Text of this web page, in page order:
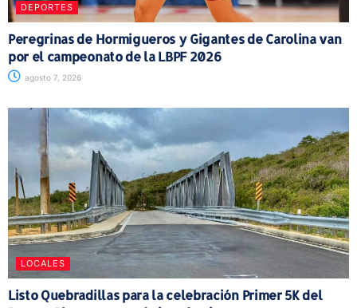
DEPORTES
Peregrinas de Hormigueros y Gigantes de Carolina van
por el campeonato de la LBPF 2026
agosto 7, 2026
LOCALES
Listo Quebradillas para la celebración Primer 5K del